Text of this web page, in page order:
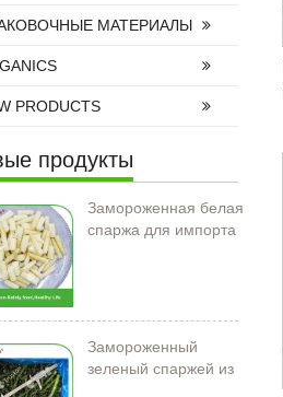
МАТЕРИАЛЫ
PRODUCTS
продукты
Замороженная белая
спаржа для импорта
Замороженный
зеленый спаржей из